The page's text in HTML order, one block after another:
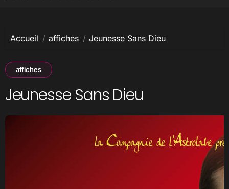
Accueil affiches Jeunesse Sans Dieu
affiches
Jeunesse Sans Dieu